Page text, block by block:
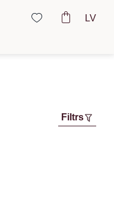
LV
Filtrs